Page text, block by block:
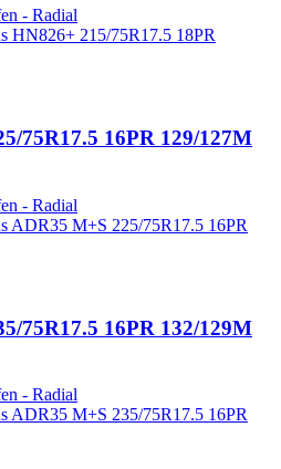
- Radial
75R17.5 16PR 129/127M
- Radial
75R17.5 16PR 132/129M
- Radial